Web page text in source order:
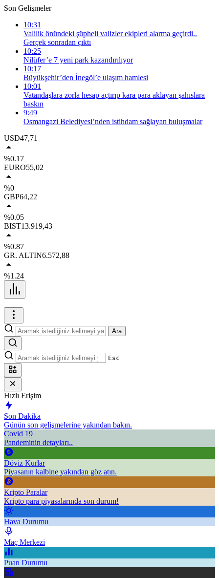
Son Gelişmeler
10:31
Valilik önündeki şüpheli valizler ekipleri alarma geçirdi..
Gerçek sonradan çıktı
10:25
Nilüfer’e 7 yeni park kazandırılıyor
10:17
Büyükşehir’den İnegöl’e ulaşım hamlesi
10:01
Vatandaşlara zorla hesap açtırıp kara para aklayan şahıslara
baskın
9:49
Osmangazi Belediyesi’nden istihdam sağlayan buluşmalar
USD47,71
%0.17
EURO55,02
%0
GBP64,22
%0.05
BIST13.919,43
%0.87
GR. ALTIN6.572,88
%1.24
Ara
Esc
Hızlı Erişim
Son Dakika
Günün son gelişmelerine yakından bakın.
Covid 19
Pandeminin detayları..
Döviz Kurlar
Piyasanın kalbine yakından göz atın.
Kripto Paralar
Kripto para piyasalarında son durum!
Hava Durumu
Maç Merkezi
Puan Durumu